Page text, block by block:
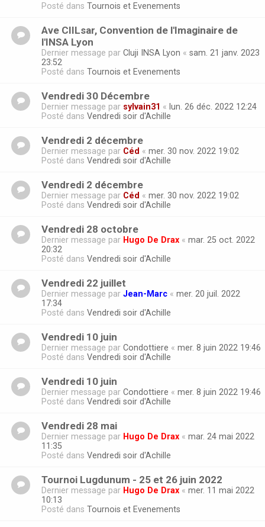
Posté dans Tournois et Evenements
Ave CIILsar, Convention de l'Imaginaire de
l'INSA Lyon
Dernier message par Cluji INSA Lyon « sam. 21 janv. 2023
23:52
Posté dans Tournois et Evenements
Vendredi 30 Décembre
Dernier message par sylvain31 « lun. 26 déc. 2022 12:24
Posté dans Vendredi soir d'Achille
Vendredi 2 décembre
Dernier message par Céd « mer. 30 nov. 2022 19:02
Posté dans Vendredi soir d'Achille
Vendredi 2 décembre
Dernier message par Céd « mer. 30 nov. 2022 19:02
Posté dans Vendredi soir d'Achille
Vendredi 28 octobre
Dernier message par Hugo De Drax « mar. 25 oct. 2022
20:32
Posté dans Vendredi soir d'Achille
Vendredi 22 juillet
Dernier message par Jean-Marc « mer. 20 juil. 2022
17:34
Posté dans Vendredi soir d'Achille
Vendredi 10 juin
Dernier message par Condottiere « mer. 8 juin 2022 19:46
Posté dans Vendredi soir d'Achille
Vendredi 10 juin
Dernier message par Condottiere « mer. 8 juin 2022 19:46
Posté dans Vendredi soir d'Achille
Vendredi 28 mai
Dernier message par Hugo De Drax « mar. 24 mai 2022
11:35
Posté dans Vendredi soir d'Achille
Tournoi Lugdunum - 25 et 26 juin 2022
Dernier message par Hugo De Drax « mer. 11 mai 2022
10:13
Posté dans Tournois et Evenements